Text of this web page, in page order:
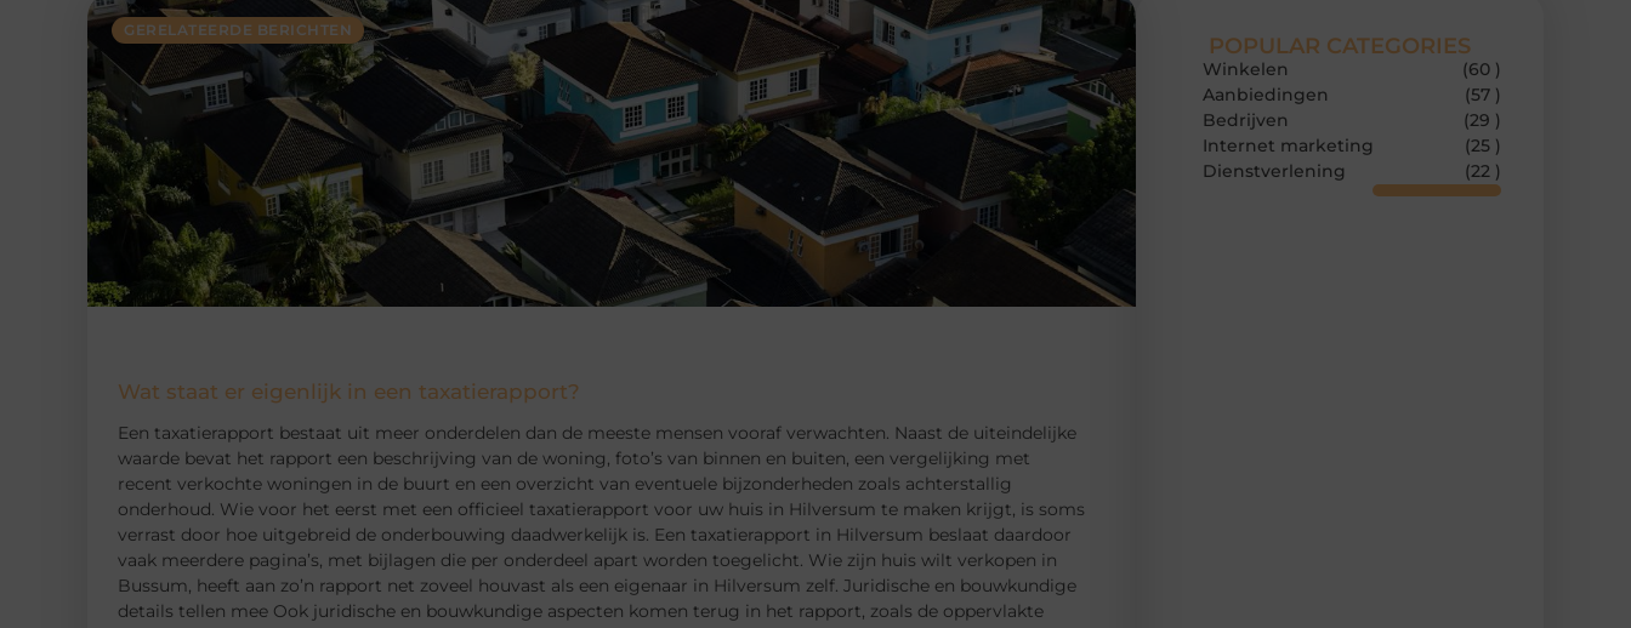
GERELATEERDE BERICHTEN
Wat staat er eigenlijk in een taxatierapport?
Een taxatierapport bestaat uit meer onderdelen dan de meeste mensen vooraf verwachten. Naast de uiteindelijke
waarde bevat het rapport een beschrijving van de woning, foto’s van binnen en buiten, een vergelijking met
recent verkochte woningen in de buurt en een overzicht van eventuele bijzonderheden zoals achterstallig
onderhoud. Wie voor het eerst met een officieel taxatierapport voor uw huis in Hilversum te maken krijgt, is soms
verrast door hoe uitgebreid de onderbouwing daadwerkelijk is. Een taxatierapport in Hilversum beslaat daardoor
vaak meerdere pagina’s, met bijlagen die per onderdeel apart worden toegelicht. Wie zijn huis wilt verkopen in
Bussum, heeft aan zo’n rapport net zoveel houvast als een eigenaar in Hilversum zelf. Juridische en bouwkundige
details tellen mee Ook juridische en bouwkundige aspecten komen terug in het rapport, zoals de oppervlakte
POPULAR CATEGORIES
Winkelen
(60 )
Aanbiedingen
(57 )
Bedrijven
(29 )
Internet marketing
(25 )
Dienstverlening
(22 )